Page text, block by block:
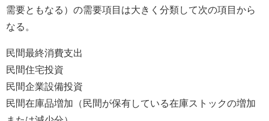
需要ともなる）の需要項目は大きく分類して次の項目から
なる。
民間最終消費支出
民間住宅投資
民間企業設備投資
民間在庫品増加（民間が保有している在庫ストックの増加